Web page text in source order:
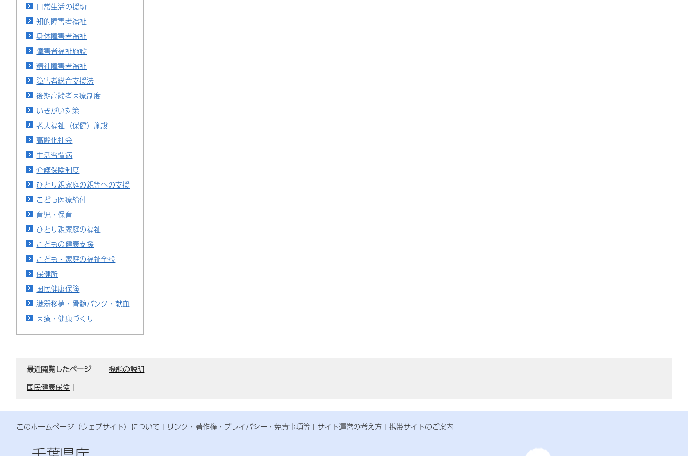
日常生活の援助
知的障害者福祉
身体障害者福祉
障害者福祉施設
精神障害者福祉
障害者総合支援法
後期高齢者医療制度
いきがい対策
老人福祉（保健）施設
高齢化社会
生活習慣病
介護保険制度
ひとり親家庭の親等への支援
こども医療給付
育児・保育
ひとり親家庭の福祉
こどもの健康支援
こども・家庭の福祉全般
保健所
国民健康保険
臓器移植・骨髄バンク・献血
医療・健康づくり
最近閲覧したページ
機能の説明
国民健康保険 ｜
このホームページ（ウェブサイト）について リンク・著作権・プライバシー・免責事項等 サイト運営の考え方 携帯サイトのご案内